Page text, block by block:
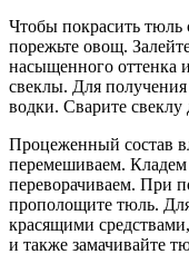
Чтобы покрасить тюль
порежьте овощ.
насыщенного оттенка
свеклы. Для
водки. Сварите свеклу
Процеженный состав
перемешиваем. Кладем
переворачиваем. При
прополощите тюль.
красящими
и также замачивайте